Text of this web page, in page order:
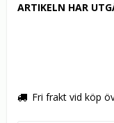
ARTIKELN HAR
Fri frakt vid köp